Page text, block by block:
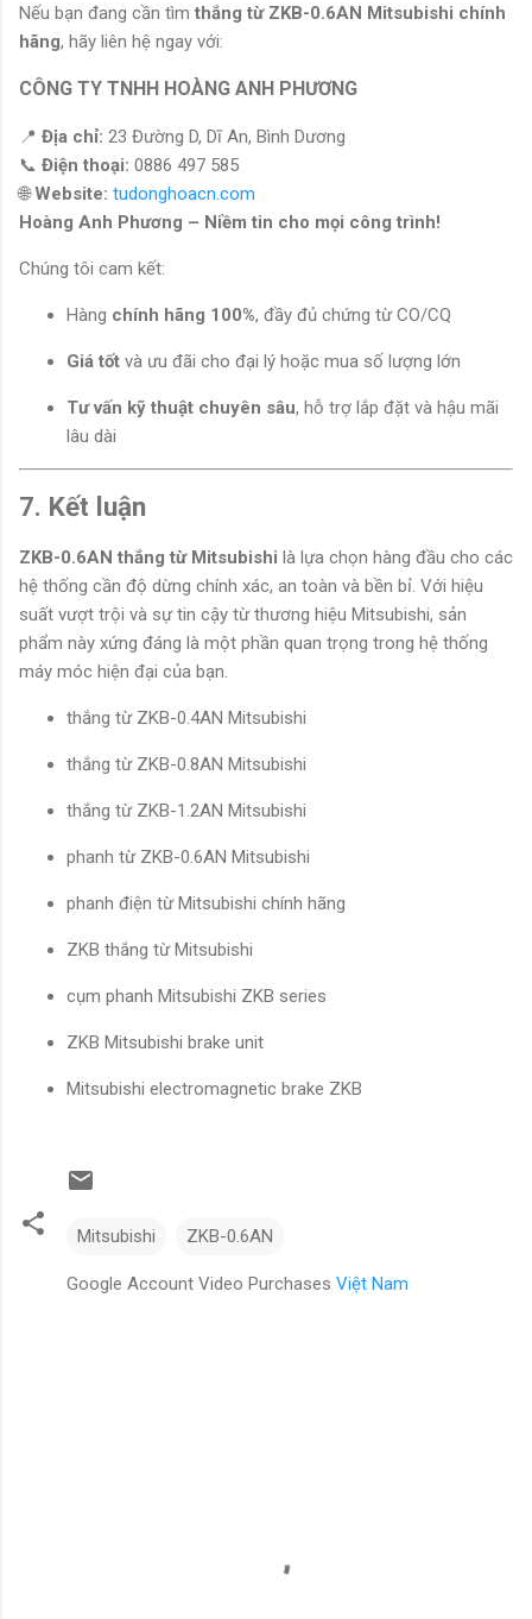
Nếu bạn đang cần tìm thắng từ ZKB-0.6AN Mitsubishi chính
hãng, hãy liên hệ ngay với:
CÔNG TY TNHH HOÀNG ANH PHƯƠNG
📍 Địa chỉ: 23 Đường D, Dĩ An, Bình Dương
📞 Điện thoại: 0886 497 585
🌐Website: tudonghoacn.com
Hoàng Anh Phương – Niềm tin cho mọi công trình!
Chúng tôi cam kết:
Hàng chính hãng 100%, đầy đủ chứng từ CO/CQ
Giá tốt và ưu đãi cho đại lý hoặc mua số lượng lớn
Tư vấn kỹ thuật chuyên sâu, hỗ trợ lắp đặt và hậu mãi
lâu dài
7. Kết luận
ZKB-0.6AN thắng từ Mitsubishi là lựa chọn hàng đầu cho các
hệ thống cần độ dừng chính xác, an toàn và bền bỉ. Với hiệu
suất vượt trội và sự tin cậy từ thương hiệu Mitsubishi, sản
phẩm này xứng đáng là một phần quan trọng trong hệ thống
máy móc hiện đại của bạn.
thắng từ ZKB-0.4AN Mitsubishi
thắng từ ZKB-0.8AN Mitsubishi
thắng từ ZKB-1.2AN Mitsubishi
phanh từ ZKB-0.6AN Mitsubishi
phanh điện từ Mitsubishi chính hãng
ZKB thắng từ Mitsubishi
cụm phanh Mitsubishi ZKB series
ZKB Mitsubishi brake unit
Mitsubishi electromagnetic brake ZKB
Mitsubishi ZKB-0.6AN
Google Account Video Purchases Việt Nam